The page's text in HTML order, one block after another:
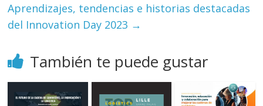
Aprendizajes, tendencias e historias destacadas
del Innovation Day 2023 →
También te puede gustar